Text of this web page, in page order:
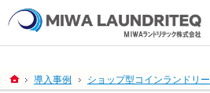
ホーム
導入事例 ショップ型コインランドリー